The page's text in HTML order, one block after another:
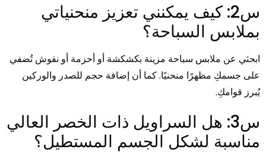
س2: كيف يمكنني تعزيز منحنياتي
بملابس السباحة؟
ابحثي عن ملابس سباحة مزينة بكشكشة أو أحزمة أو نقوش تُضفي
على جسمكِ مظهرًا منحنيًا. كما أن إضافة حجم للصدر والوركين
يُبرز قوامكِ.
س3: هل السراويل ذات الخصر العالي
مناسبة لشكل الجسم المستطيل؟